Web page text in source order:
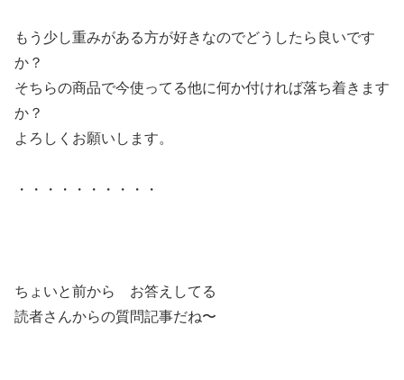
もう少し重みがある方が好きなのでどうしたら良いです
か？
そちらの商品で今使ってる他に何か付ければ落ち着きます
か？
よろしくお願いします。
・・・・・・・・・・
ちょいと前から お答えしてる
読者さんからの質問記事だね〜